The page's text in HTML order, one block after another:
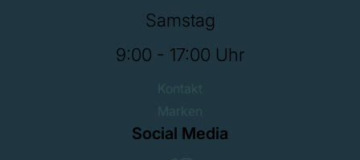
Samstag
9:00 - 17:00 Uhr
Kontakt
Marken
Social Media